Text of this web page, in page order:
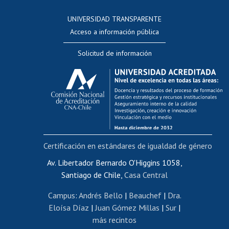
Evaluación docente
Calificación académica
Postulación al AUCAI
Funcionarias/os
Cursos internos de capacitación
Bienestar del personal
Portal de movilidad interna
Certificado de renta
Certificado de renta honorarios
Editar páginas blancas
Extranjeras/os
UNIVERSIDAD TRANSPARENTE
Acceso a información pública
Solicitud de información
Av. Libertador Bernardo O'Higgins 1058,
Santiago de Chile, Casa Central
Campus: Andrés Bello | Beauchef| Dra.
Eloísa Díaz |Juan Gómez Millas | Sur |
más recintos
Certificación en estándares de igualdad de género